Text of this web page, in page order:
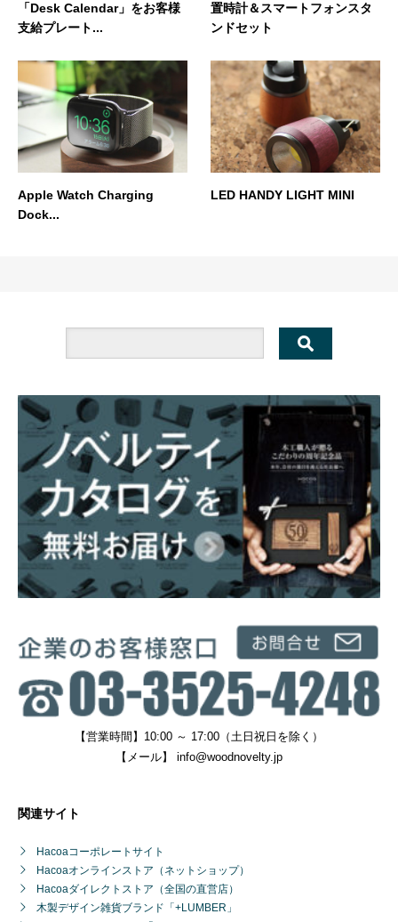
「Desk Calendar」をお客様
支給プレート...
置時計＆スマートフォンスタ
ンドセット
Apple Watch Charging
Dock...
LED HANDY LIGHT MINI
【営業時間】10:00 ～ 17:00（土日祝日を除く）
【メール】 info@woodnovelty.jp
関連サイト
Hacoaコーポレートサイト
Hacoaオンラインストア（ネットショップ）
Hacoaダイレクトストア（全国の直営店）
木製デザイン雑貨ブランド「+LUMBER」